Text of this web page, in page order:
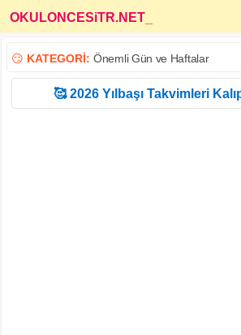
OKULONCESiTR.NET
😏 KATEGORİ: Önemli Gün ve Haftalar
🥰 2026 Yılbaşı Takvimleri